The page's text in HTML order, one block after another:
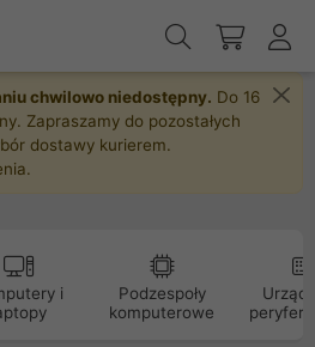
chwilowo niedostępny. Do 16
Zapraszamy do pozostałych
dostawy kurierem.
i
Podzespoły
komputerowe